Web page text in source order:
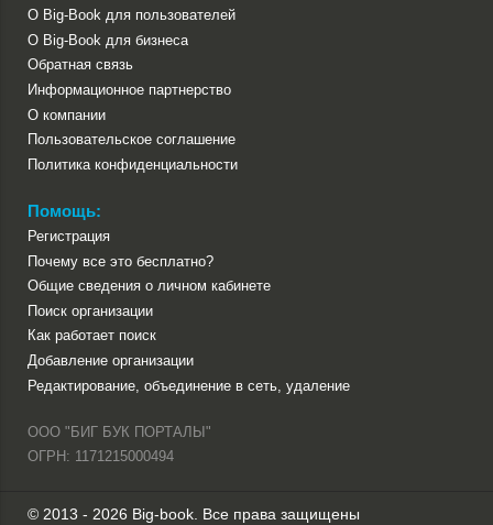
О Big-Book для пользователей
О Big-Book для бизнеса
Обратная связь
Информационное партнерство
О компании
Пользовательское соглашение
Политика конфиденциальности
Помощь:
Регистрация
Почему все это бесплатно?
Общие сведения о личном кабинете
Поиск организации
Как работает поиск
Добавление организации
Редактирование, объединение в сеть, удаление
ООО "БИГ БУК ПОРТАЛЫ"
ОГРН: 1171215000494
© 2013 - 2026 Big-book. Все права защищены